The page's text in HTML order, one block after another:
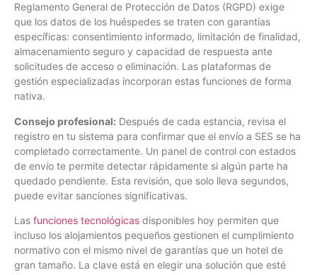
Reglamento General de Protección de Datos (RGPD) exige
que los datos de los huéspedes se traten con garantías
específicas: consentimiento informado, limitación de finalidad,
almacenamiento seguro y capacidad de respuesta ante
solicitudes de acceso o eliminación. Las plataformas de
gestión especializadas incorporan estas funciones de forma
nativa.
Consejo profesional: Después de cada estancia, revisa el
registro en tu sistema para confirmar que el envío a SES se ha
completado correctamente. Un panel de control con estados
de envío te permite detectar rápidamente si algún parte ha
quedado pendiente. Esta revisión, que solo lleva segundos,
puede evitar sanciones significativas.
Las funciones tecnológicas disponibles hoy permiten que
incluso los alojamientos pequeños gestionen el cumplimiento
normativo con el mismo nivel de garantías que un hotel de
gran tamaño. La clave está en elegir una solución que esté